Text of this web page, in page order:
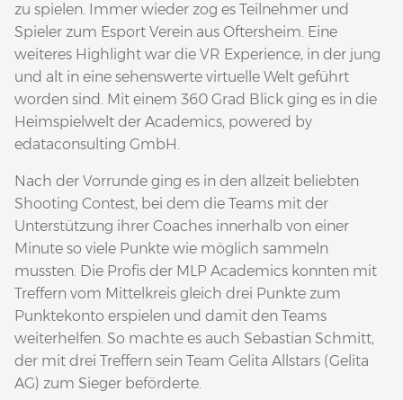
zu spielen. Immer wieder zog es Teilnehmer und
Spieler zum Esport Verein aus Oftersheim. Eine
weiteres Highlight war die VR Experience, in der jung
und alt in eine sehenswerte virtuelle Welt geführt
worden sind. Mit einem 360 Grad Blick ging es in die
Heimspielwelt der Academics, powered by
edataconsulting GmbH.
Nach der Vorrunde ging es in den allzeit beliebten
Shooting Contest, bei dem die Teams mit der
Unterstützung ihrer Coaches innerhalb von einer
Minute so viele Punkte wie möglich sammeln
mussten. Die Profis der MLP Academics konnten mit
Treffern vom Mittelkreis gleich drei Punkte zum
Punktekonto erspielen und damit den Teams
weiterhelfen. So machte es auch Sebastian Schmitt,
der mit drei Treffern sein Team Gelita Allstars (Gelita
AG) zum Sieger beförderte.